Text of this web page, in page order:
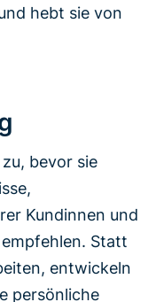
hebt sie von
bevor sie
Kundinnen und
Statt
entwickeln
persönliche